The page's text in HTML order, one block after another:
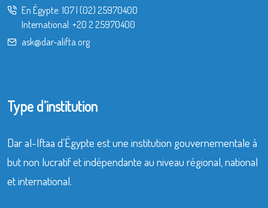
En Égypte: 107 (02) 25970400
International: +20 2 25970400
ask@dar-alifta.org
Type d’institution
Dar al-Iftaa d’Égypte est une institution gouvernementale à
but non lucratif et indépendante au niveau régional, national
et international.